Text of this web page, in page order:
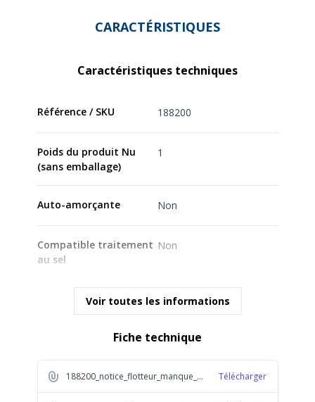
CARACTÉRISTIQUES
Caractéristiques techniques
Référence / SKU 188200
Poids du produit Nu
(sans emballage)
1
Auto-amorçante Non
Compatible traitement
au sel
Non
Non
Garantie fournisseur 2 ans
Voir toutes les informations
Fiche technique
188200_notice_flotteur_manque_eau_220V_mic_2025_1_51f9 Télécharger